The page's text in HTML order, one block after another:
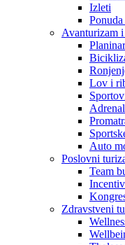
Izleti
Avanturizam
Lov i
Auto
Poslovni
Team
Zdravstveni